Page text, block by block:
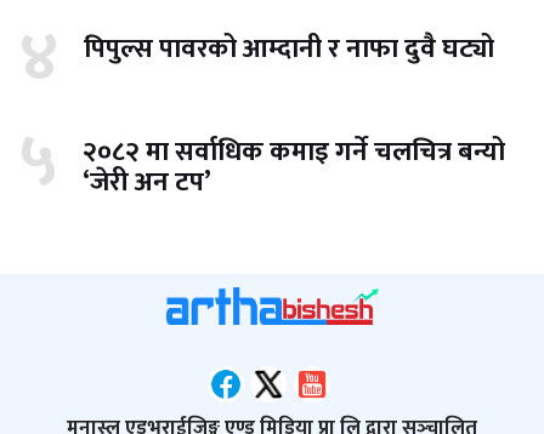
४ पिपुल्स पावरको आम्दानी र नाफा दुवै घट्यो
५ २०८२ मा सर्वाधिक कमाइ गर्ने चलचित्र बन्यो
‘जेरी अन टप’